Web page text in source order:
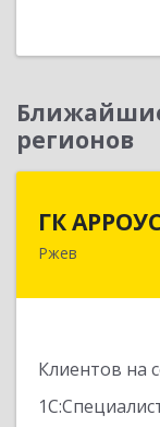
регионов
ГК
Ржев
Клиентов на
172381,